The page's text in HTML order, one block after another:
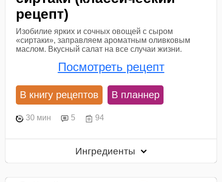
рецепт)
Изобилие ярких и сочных овощей с сыром
«сиртаки», заправляем ароматным оливковым
маслом. Вкусный салат на все случаи жизни.
Посмотреть рецепт
В книгу рецептов В планнер
30 мин 5 94
Ингредиенты